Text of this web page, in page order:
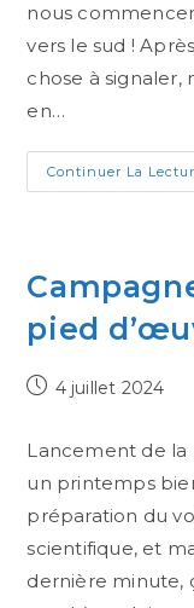
nous
vers le sud !
chose à signaler,
en…
Continuer La
pied
4 juillet 2024
Lancement de la
un printemps
préparation du
scientifique, et
dernière minute,